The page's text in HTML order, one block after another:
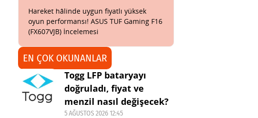
Hareket hâlinde uygun fiyatlı yüksek
oyun performansı! ASUS TUF Gaming F16
(FX607VJB) İncelemesi
EN ÇOK OKUNANLAR
Togg LFP bataryayı
doğruladı, fiyat ve
menzil nasıl değişecek?
5 AĞUSTOS 2026 12:45